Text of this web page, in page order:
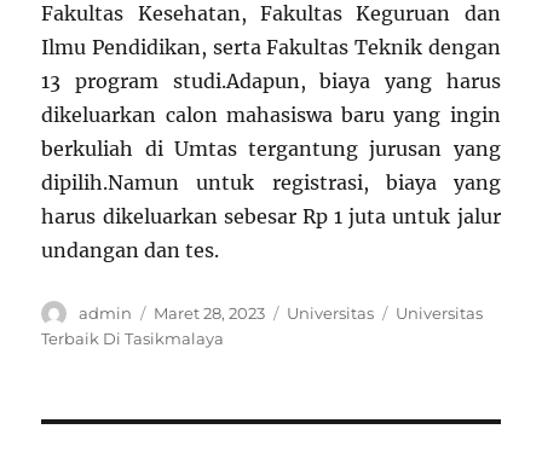
Fakultas Kesehatan, Fakultas Keguruan dan
Ilmu Pendidikan, serta Fakultas Teknik dengan
13 program studi.Adapun, biaya yang harus
dikeluarkan calon mahasiswa baru yang ingin
berkuliah di Umtas tergantung jurusan yang
dipilih.Namun untuk registrasi, biaya yang
harus dikeluarkan sebesar Rp 1 juta untuk jalur
undangan dan tes.
Author
admin
Posted
on
Maret 28, 2023 Categories
Universitas Tags
Universitas
Terbaik Di Tasikmalaya